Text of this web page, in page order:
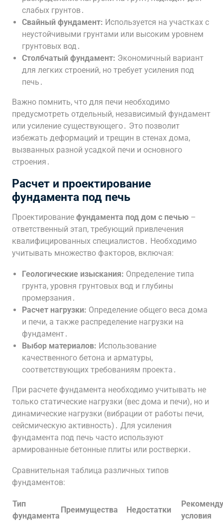
слабых грунтов․
Свайный фундамент: Используется на участках с
неустойчивыми грунтами или высоким уровнем
грунтовых вод․
Столбчатый фундамент: Экономичный вариант
для легких строений, но требует усиления под
печь․
Важно помнить, что для печи необходимо
предусмотреть отдельный, независимый фундамент
или усиление существующего․ Это позволит
избежать деформаций и трещин в стенах дома,
вызванных разной усадкой печи и основного
строения․
Расчет и проектирование
фундамента под печь
Проектирование фундамента под дом с печью –
ответственный этап, требующий привлечения
квалифицированных специалистов․ Необходимо
учитывать множество факторов, включая:
Геологические изыскания: Определение типа
грунта, уровня грунтовых вод и глубины
промерзания․
Расчет нагрузки: Определение общего веса дома
и печи, а также распределение нагрузки на
фундамент․
Выбор материалов: Использование
качественного бетона и арматуры,
соответствующих требованиям проекта․
При расчете фундамента необходимо учитывать не
только статические нагрузки (вес дома и печи), но и
динамические нагрузки (вибрации от работы печи,
сейсмическую активность)․ Для усиления
фундамента под печь часто используют
армированные бетонные плиты или ростверки․
Сравнительная таблица различных типов
фундаментов:
Тип
фундамента
Преимущества Недостатки
условия